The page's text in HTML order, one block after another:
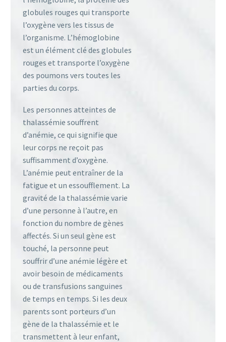
globules rouges qui transporte
l’oxygène vers les tissus de
l’organisme. L’hémoglobine
est un élément clé des globules
rouges et transporte l’oxygène
des poumons vers toutes les
parties du corps.
Les personnes atteintes de
thalassémie souffrent
d’anémie, ce qui signifie que
leur corps ne reçoit pas
suffisamment d’oxygène.
L’anémie peut entraîner de la
fatigue et un essoufflement. La
gravité de la thalassémie varie
d’une personne à l’autre, en
fonction du nombre de gènes
affectés. Si un seul gène est
touché, la personne peut
souffrir d’une anémie légère et
avoir besoin de médicaments
ou de transfusions sanguines
de temps en temps. Si les deux
parents sont porteurs d’un
gène de la thalassémie et le
transmettent à leur enfant,